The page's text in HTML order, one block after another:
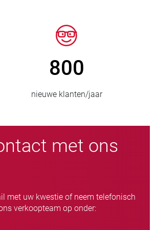
> 15.000
slangafsluiteruitvoeringen
met ons
met uw kwestie of neem telefonisch
verkoopteam op onder: